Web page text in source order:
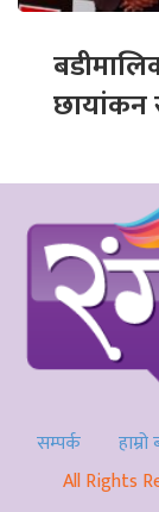
सम्पर्क
All Rights